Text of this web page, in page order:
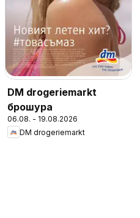
DM drogeriemarkt
брошура
06.08. - 19.08.2026
DM drogeriemarkt